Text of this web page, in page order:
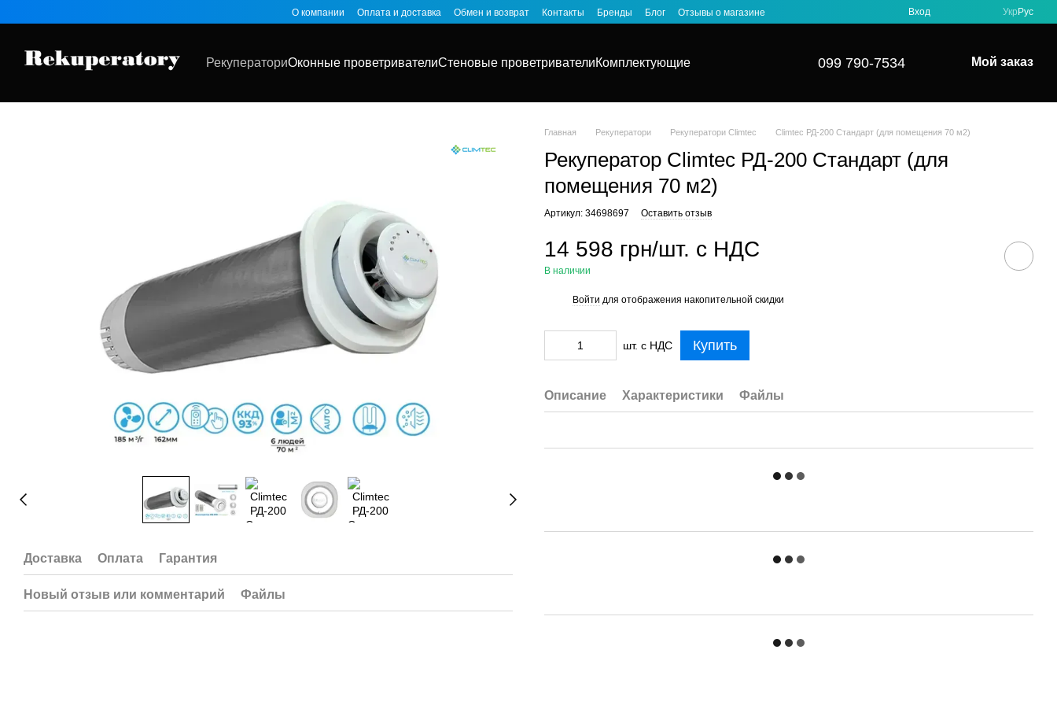
О компании Оплата и доставка Обмен и возврат Контакты Бренды Блог Отзывы о магазине Вход Укр Рус
РекуператориОконные проветривателиСтеновые проветривателиКомплектующие 099 790-7534 Мой заказ
Доставка Оплата Гарантия
Новый отзыв или комментарий Файлы
Главная Рекуператори Рекуператори Climtec Climtec РД-200 Стандарт (для помещения 70 м2)
Рекуператор Climtec РД-200 Стандарт (для
помещения 70 м2)
Артикул: 34698697 Оставить отзыв
14 598 грн/шт. с НДС
В наличии
Войти для отображения накопительной скидки
шт. с НДС Купить
Описание Характеристики Файлы